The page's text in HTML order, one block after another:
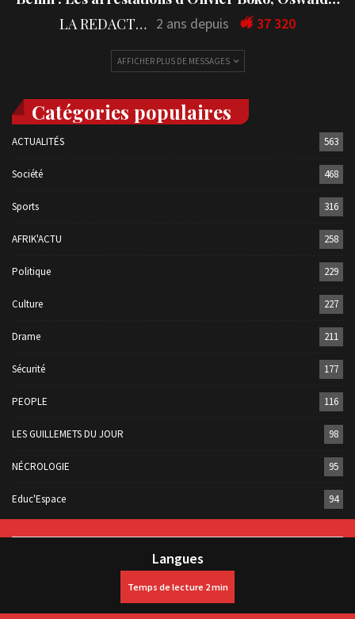
LA REDACTION 2 ans depuis 37 320
AFFICHER PLUS DE MESSAGES
Catégories populaires
ACTUALITÉS 563
Société 468
Sports 316
AFRIK'ACTU 258
Politique 229
Culture 227
Drame 211
Sécurité 177
PEOPLE 116
LES GUILLEMETS DU JOUR 98
NÉCROLOGIE 95
Educ'Espace 94
Langues